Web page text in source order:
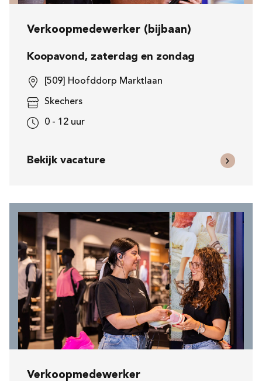
Verkoopmedewerker (bijbaan)
Koopavond, zaterdag en zondag
[509] Hoofddorp Marktlaan
Skechers
0 - 12 uur
Bekijk vacature
Verkoopmedewerker